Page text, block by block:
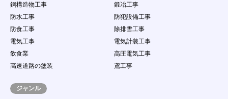
為など）
（１４）
他の会員又は第三者の財産権、プライバシー
権、人格権等を侵害する行為、またはそのお
（１５）
実際に依頼する意思がないのに、企業に対し
（１６）虚偽の情報をサイトに登録、提供し、求人に
（１７）著作権、商標権、プライバシー権、氏名権、
肖像権等の他人の権利を侵害する、またはそ
鋼構造物工事
鍛冶工事
防水工事
防犯設備工事
防食工事
除排雪工事
電気工事
電気計装工事
飲食業
高圧電気工事
高速道路の塗装
鳶工事
ジャンル